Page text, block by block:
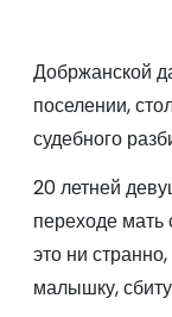
Добржанской
поселении,
судебного
20 летней
переходе мать
это ни
малышку,